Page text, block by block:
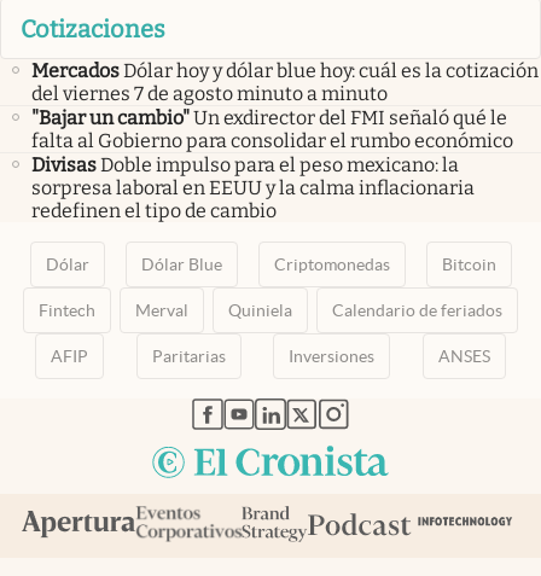
Cotizaciones
MercadosDólar hoy y dólar blue hoy: cuál es la cotización
del viernes 7 de agosto minuto a minuto
"Bajar un cambio"Un exdirector del FMI señaló qué le
falta al Gobierno para consolidar el rumbo económico
DivisasDoble impulso para el peso mexicano: la
sorpresa laboral en EEUU y la calma inflacionaria
redefinen el tipo de cambio
Dólar Dólar Blue Criptomonedas Bitcoin
Fintech Merval Quiniela Calendario de feriados
AFIP Paritarias Inversiones ANSES
abre en nueva pestaña
abre en nueva pestaña
abre en nueva pestaña
abre en nueva pestaña
abre en nueva pestaña